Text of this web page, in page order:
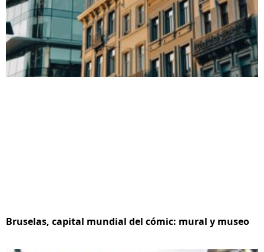
Bruselas, capital mundial del cómic: mural y museo